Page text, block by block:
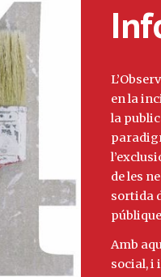
en la
la
de les
sortida
Amb
social, i